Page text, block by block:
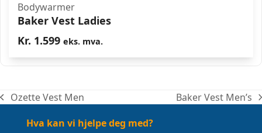
Bodywarmer
Baker Vest Ladies
Kr. 1.599 eks. mva.
previous
Ozette Vest Men
next
Baker Vest Men’s
Hva kan vi hjelpe deg med?